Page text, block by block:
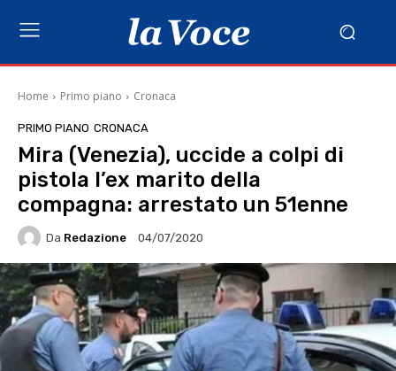
Home Primo piano Cronaca
PRIMO PIANO CRONACA
Mira (Venezia), uccide a colpi di
pistola l’ex marito della
compagna: arrestato un 51enne
Da Redazione 04/07/2020